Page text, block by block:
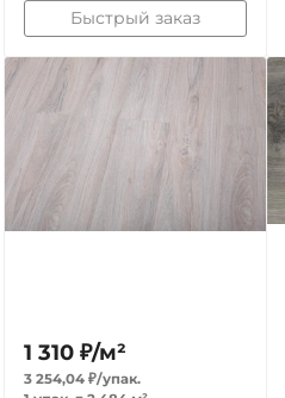
Быстрый заказ
1 310 ₽/м²
3 254,04 ₽/упак.